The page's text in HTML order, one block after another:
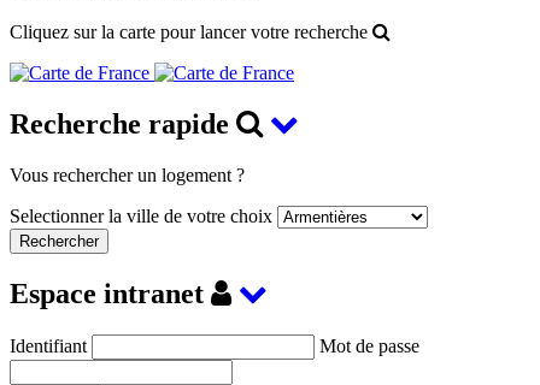
Cliquez sur la carte pour lancer votre recherche
Recherche rapide
Vous rechercher un logement ?
Selectionner la ville de votre choix
Espace intranet
Identifiant Mot de passe